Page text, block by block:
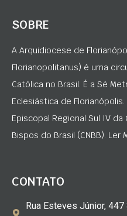
SOBRE
A Arquidiocese de
Florianopolitanus) é uma
Católica no Brasil. É a Sé
Eclesiástica de
Episcopal Regional Sul IV
Bispos do Brasil (CNBB). Ler
CONTATO
Rua Esteves Júnior,